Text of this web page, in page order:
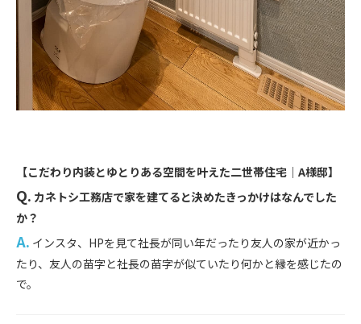
【こだわり内装とゆとりある空間を叶えた二世帯住宅｜A様邸】
Q. カネトシ工務店で家を建てると決めたきっかけはなんでした
か？
A. インスタ、HPを見て社長が同い年だったり友人の家が近かっ
たり、友人の苗字と社長の苗字が似ていたり何かと縁を感じたの
で。